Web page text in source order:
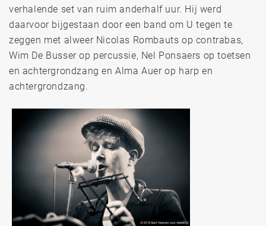
verhalende set van ruim anderhalf uur. Hij werd
daarvoor bijgestaan door een band om U tegen te
zeggen met alweer Nicolas Rombauts op contrabas,
Wim De Busser op percussie, Nel Ponsaers op toetsen
en achtergrondzang en Alma Auer op harp en
achtergrondzang.